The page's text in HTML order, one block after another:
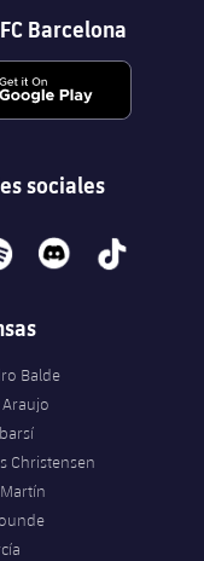
Barcelona
sociales
discord tiktok
Balde
Christensen